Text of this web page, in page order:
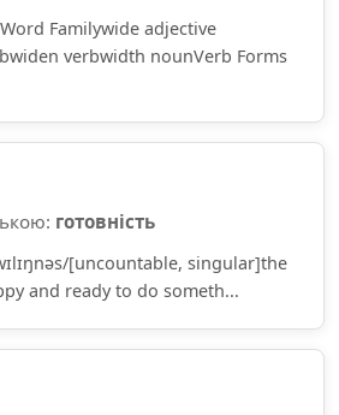
Familywide adjective
verbwidth nounVerb Forms
готовність
[uncountable, singular]the
and ready to do someth...